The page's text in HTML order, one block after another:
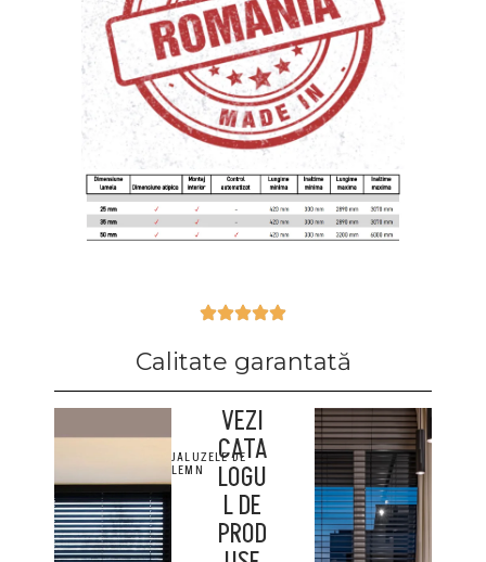
Calitate garantată
JALUZELE DE
LEMN
VEZI
CATA
LOGU
L DE
PROD